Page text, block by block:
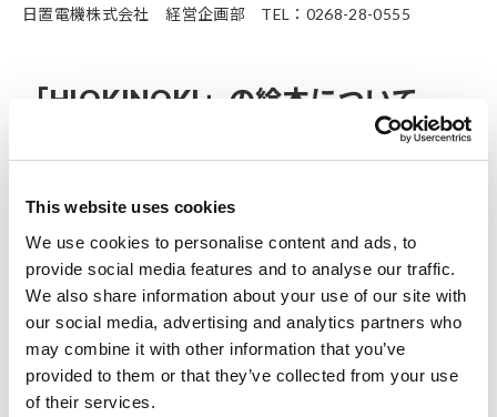
This website uses cookies
We use cookies to personalise content and ads, to
provide social media features and to analyse our traffic.
We also share information about your use of our site with
our social media, advertising and analytics partners who
may combine it with other information that you’ve
provided to them or that they’ve collected from your use
of their services.
日置電機株式会社 経営企画部 TEL：0268-28-0555
「HIOKINOKI」の絵本について
「HIOKINOKI」の絵本は、HIOKI フォレストヒルズの森が誕
まれ変わるまでの歩みを描いた物語です。
ムが、2025 年の創業 90 周年記念として社員へ贈られました。
語り手プロフィール
絵本作家・イラストレーター：しまだともみ
1975年生まれ。栃木県出身。